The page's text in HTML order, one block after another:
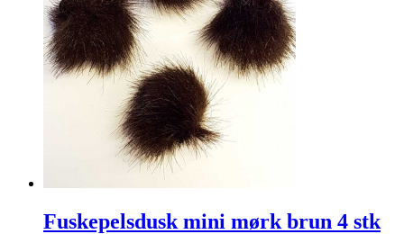
Fuskepelsdusk mini mørk brun 4 stk